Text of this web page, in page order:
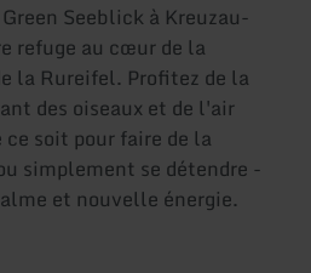
Seeblick à Kreuzau-
refuge au cœur de la
la Rureifel. Profitez de la
des oiseaux et de l'air
soit pour faire de la
simplement se détendre -
et nouvelle énergie.